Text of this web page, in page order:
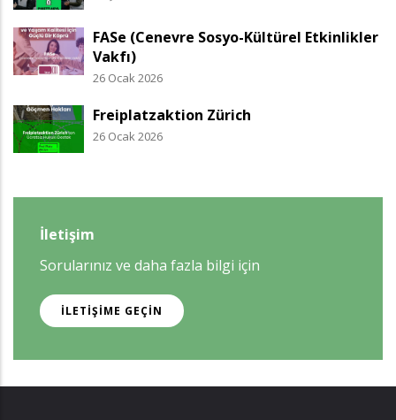
FASe (Cenevre Sosyo-Kültürel Etkinlikler
Vakfı)
26 Ocak 2026
Freiplatzaktion Zürich
26 Ocak 2026
İletişim
Sorularınız ve daha fazla bilgi için
İLETIŞIME GEÇIN